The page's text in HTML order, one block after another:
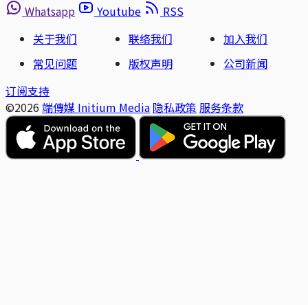
Whatsapp
Youtube
RSS
关于我们
联络我们
加入我们
常见问题
版权声明
公司新闻
订阅支持
©2026 端傳媒 Initium Media 隐私政策 服务条款